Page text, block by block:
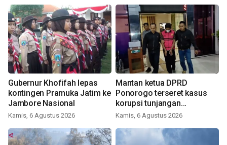
Gubernur Khofifah lepas
kontingen Pramuka Jatim ke
Jambore Nasional
Kamis, 6 Agustus 2026
Mantan ketua DPRD
Ponorogo terseret kasus
korupsi tunjangan
perumahan
Kamis, 6 Agustus 2026